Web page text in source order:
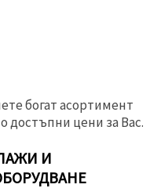
богат асортимент
достъпни цени за Вас.
И